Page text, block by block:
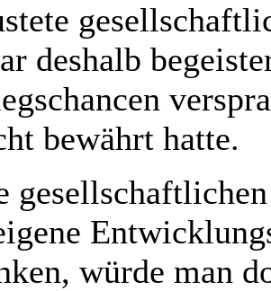
deshalb
bewährt hatte.
würde man